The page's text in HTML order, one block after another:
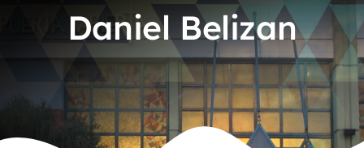
Daniel Belizan